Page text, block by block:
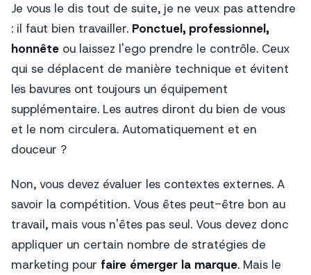
Je vous le dis tout de suite, je ne veux pas attendre
: il faut bien travailler. Ponctuel, professionnel,
honnête ou laissez l'ego prendre le contrôle. Ceux
qui se déplacent de manière technique et évitent
les bavures ont toujours un équipement
supplémentaire. Les autres diront du bien de vous
et le nom circulera. Automatiquement et en
douceur ?
Non, vous devez évaluer les contextes externes. A
savoir la compétition. Vous êtes peut-être bon au
travail, mais vous n'êtes pas seul. Vous devez donc
appliquer un certain nombre de stratégies de
marketing pour faire émerger la marque. Mais le